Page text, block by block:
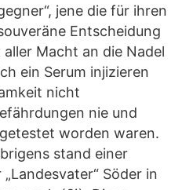
jene die für ihren
Entscheidung
Macht an die Nadel
ein Serum injizieren
nicht
nie und
worden waren.
stand einer
Söder in